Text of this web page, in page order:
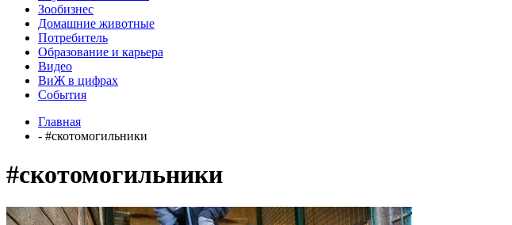
Зообизнес
Домашние животные
Потребитель
Образование и карьера
Видео
ВиЖ в цифрах
События
Главная
- #скотомогильники
#скотомогильники